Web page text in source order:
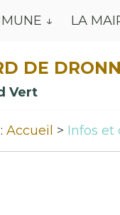
LA
DE
Vert
Accueil Infos et